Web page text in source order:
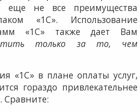
не все преимущества
«1С». Использование
«1С» также дает Вам
только за то, чем
«1С» в плане оплаты услуг,
гораздо привлекательнее
Сравните: